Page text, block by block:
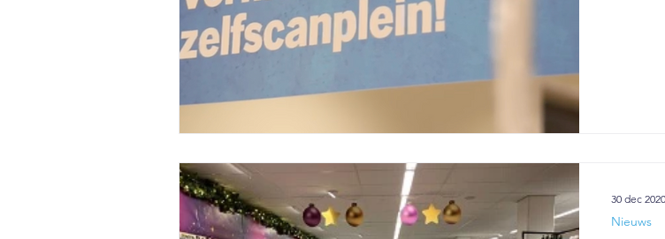
Nieuws
30 dec 2020